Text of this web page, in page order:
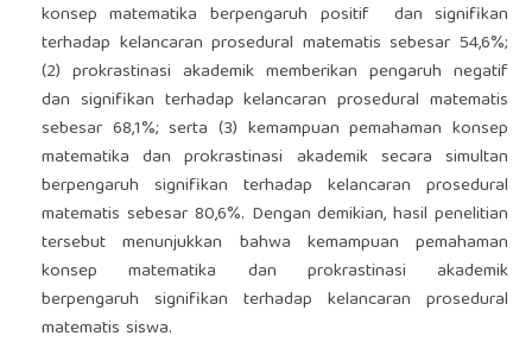
konsep matematika berpengaruh positif dan signifikan
terhadap kelancaran prosedural matematis sebesar 54,6%;
(2) prokrastinasi akademik memberikan pengaruh negatif
dan signifikan terhadap kelancaran prosedural matematis
sebesar 68,1%; serta (3) kemampuan pemahaman konsep
matematika dan prokrastinasi akademik secara simultan
berpengaruh signifikan terhadap kelancaran prosedural
matematis sebesar 80,6%. Dengan demikian, hasil penelitian
tersebut menunjukkan bahwa kemampuan pemahaman
konsep matematika dan prokrastinasi akademik
berpengaruh signifikan terhadap kelancaran prosedural
matematis siswa.